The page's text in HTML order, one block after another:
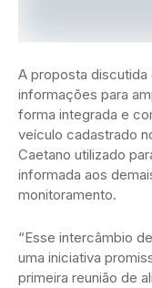
A proposta
informações para
forma integrada e
veículo cadastrado
Caetano utilizado
informada aos
monitoramento.
“Esse intercâmbio
uma iniciativa
primeira reunião de